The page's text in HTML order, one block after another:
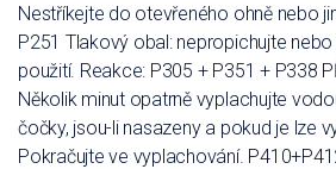
Nestříkejte do otevřeného ohně nebo
P251 Tlakový obal: nepropichujte
použití. Reakce: P305 + P351 + P338
Několik minut opatrně vyplachujte
čočky, jsou-li nasazeny a pokud je lze
Pokračujte ve vyplachování.